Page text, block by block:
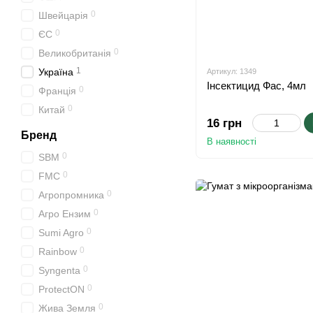
Артикул: 1349
Інсектицид Фас, 4мл
16 грн
В наявності
Швейцарія 0
ЄС 0
Великобританія 0
Україна 1
Франція 0
Китай 0
Бренд
SBM 0
FMC 0
Агропромника 0
Агро Ензим 0
Sumi Agro 0
Rainbow 0
Syngenta 0
ProtectON 0
Жива Земля 0